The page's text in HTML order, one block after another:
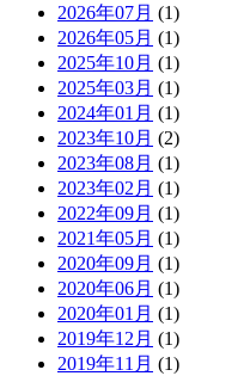
2026年07月 (1)
2026年05月 (1)
2025年10月 (1)
2025年03月 (1)
2024年01月 (1)
2023年10月 (2)
2023年08月 (1)
2023年02月 (1)
2022年09月 (1)
2021年05月 (1)
2020年09月 (1)
2020年06月 (1)
2020年01月 (1)
2019年12月 (1)
2019年11月 (1)